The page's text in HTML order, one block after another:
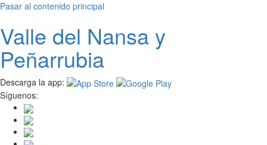
Pasar al contenido principal
Valle del Nansay
Peñarrubia
Descarga la app:
Síguenos: